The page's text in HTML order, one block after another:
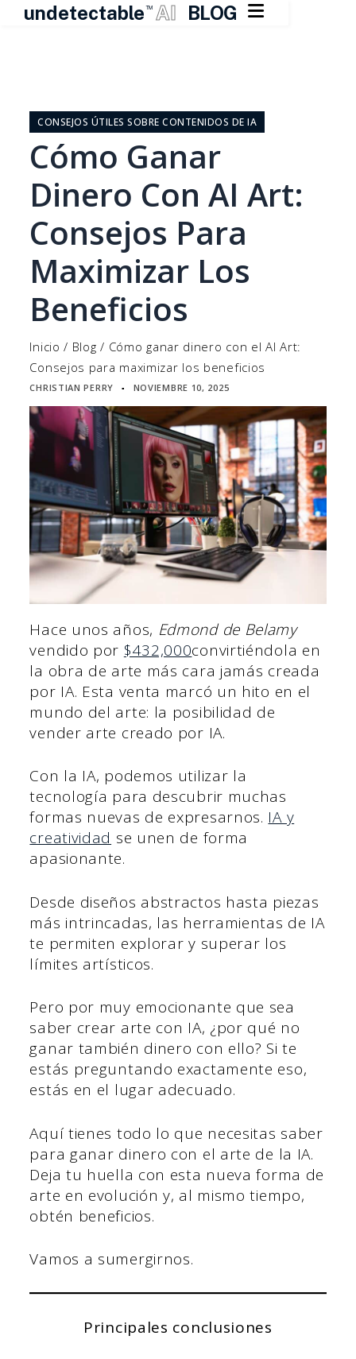
undetectable TM AI BLOG 
contenidoCONSEJOS ÚTILES SOBRE CONTENIDOS DE IA
Cómo Ganar
Dinero Con AI Art:
Consejos Para
Maximizar Los
Beneficios
Inicio / Blog / Cómo ganar dinero con el AI Art:
Consejos para maximizar los beneficios
CHRISTIAN PERRY ▪ NOVIEMBRE 10, 2025
Hace unos años, Edmond de Belamy
vendido por $432,000convirtiéndola en
la obra de arte más cara jamás creada
por IA. Esta venta marcó un hito en el
mundo del arte: la posibilidad de
vender arte creado por IA.
Con la IA, podemos utilizar la
tecnología para descubrir muchas
formas nuevas de expresarnos. IA y
creatividad se unen de forma
apasionante.
Desde diseños abstractos hasta piezas
más intrincadas, las herramientas de IA
te permiten explorar y superar los
límites artísticos.
Pero por muy emocionante que sea
saber crear arte con IA, ¿por qué no
ganar también dinero con ello? Si te
estás preguntando exactamente eso,
estás en el lugar adecuado.
Aquí tienes todo lo que necesitas saber
para ganar dinero con el arte de la IA.
Deja tu huella con esta nueva forma de
arte en evolución y, al mismo tiempo,
obtén beneficios.
Vamos a sumergirnos.
Principales conclusiones